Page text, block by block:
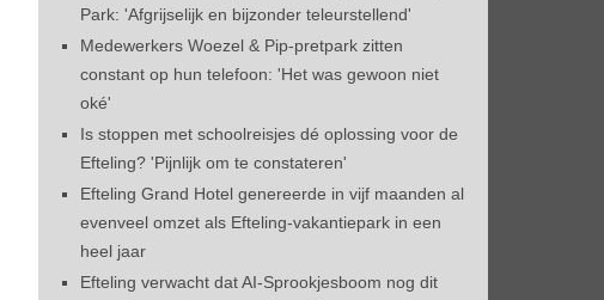
Park: 'Afgrijselijk en bijzonder teleurstellend'
Medewerkers Woezel & Pip-pretpark zitten
constant op hun telefoon: 'Het was gewoon niet
oké'
Is stoppen met schoolreisjes dé oplossing voor de
Efteling? 'Pijnlijk om te constateren'
Efteling Grand Hotel genereerde in vijf maanden al
evenveel omzet als Efteling-vakantiepark in een
heel jaar
Efteling verwacht dat AI-Sprookjesboom nog dit